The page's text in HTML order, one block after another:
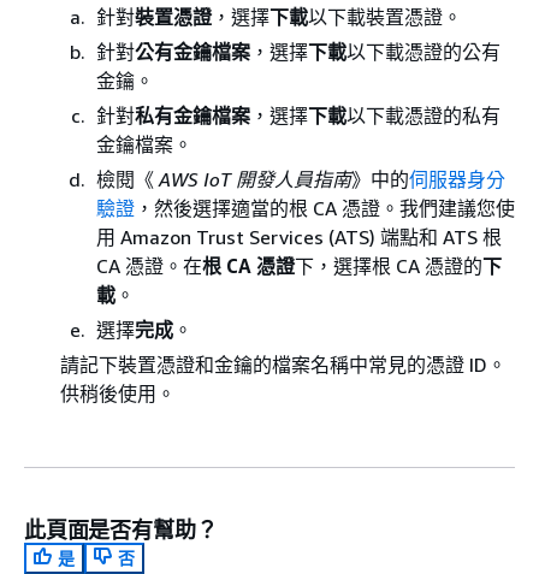
針對裝置憑證 ，選擇下載以下載裝置憑證。
針對公有金鑰檔案 ，選擇下載以下載憑證的公有
金鑰。
針對私有金鑰檔案 ，選擇下載以下載憑證的私有
金鑰檔案。
檢閱《AWS IoT 開發人員指南》中的伺服器身分
驗證 ，然後選擇適當的根 CA 憑證。我們建議您使
用 Amazon Trust Services (ATS) 端點和 ATS 根
CA 憑證。在根 CA 憑證下，選擇根 CA 憑證的下
載 。
選擇完成 。
請記下裝置憑證和金鑰的檔案名稱中常見的憑證 ID。
供稍後使用。
此頁面是否有幫助？
是
否